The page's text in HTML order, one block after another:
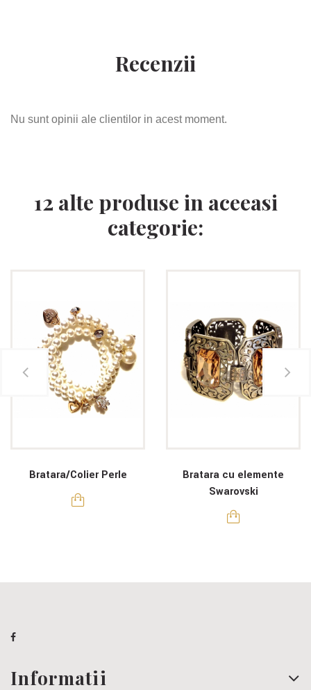
Recenzii
Nu sunt opinii ale clientilor in acest moment.
12 alte produse in aceeasi
categorie:
Bratara/Colier Perle
Bratara cu elemente
Swarovski
Informatii